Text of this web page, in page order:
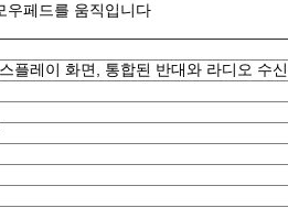
우페드를 움직입니다
플레이 화면, 통합된 반대와 라디오 수